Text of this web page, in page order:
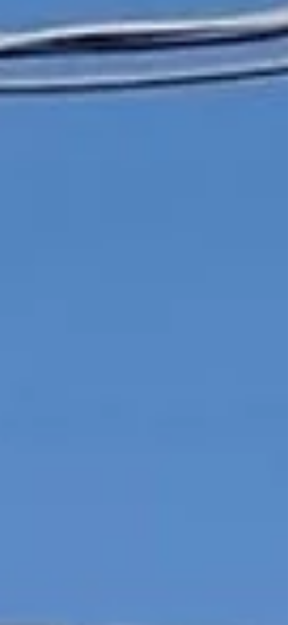
るお子様は2名様まで ・付き添いの保護者は1名様
まで ※11:00より、すべての回の整理券を配布いた
します。 #p0p0balloon #バルーン #ファミリ
イベント #p0p0balloonパール
ぷらむ